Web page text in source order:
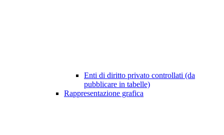
Enti di diritto privato controllati (da
pubblicare in tabelle)
Rappresentazione grafica